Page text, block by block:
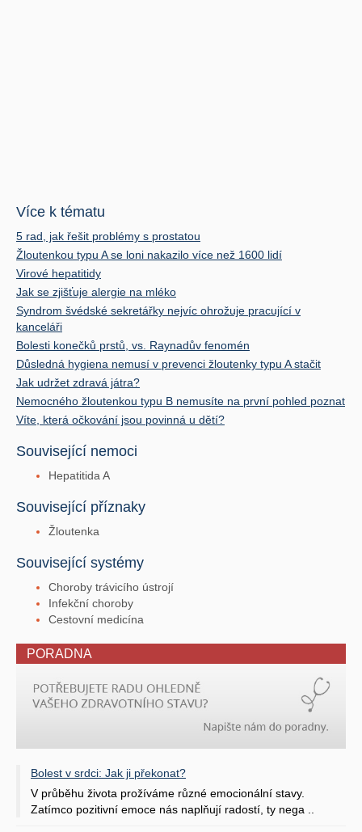
Více k tématu
5 rad, jak řešit problémy s prostatou
Žloutenkou typu A se loni nakazilo více než 1600 lidí
Virové hepatitidy
Jak se zjišťuje alergie na mléko
Syndrom švédské sekretářky nejvíc ohrožuje pracující v
kanceláři
Bolesti konečků prstů, vs. Raynadův fenomén
Důsledná hygiena nemusí v prevenci žloutenky typu A stačit
Jak udržet zdravá játra?
Nemocného žloutenkou typu B nemusíte na první pohled poznat
Víte, která očkování jsou povinná u dětí?
Související nemoci
Hepatitida A
Související příznaky
Žloutenka
Související systémy
Choroby trávicího ústrojí
Infekční choroby
Cestovní medicína
PORADNA
Bolest v srdci: Jak ji překonat?
V průběhu života prožíváme různé emocionální stavy.
Zatímco pozitivní emoce nás naplňují radostí, ty nega ..